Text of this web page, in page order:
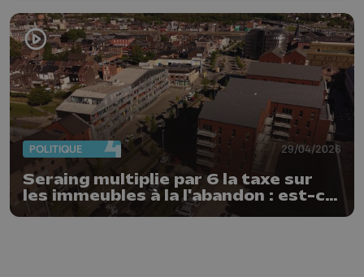
POLITIQUE 29/04/2026
Seraing multiplie par 6 la taxe sur
les immeubles à la l'abandon : est-ce
un succès ?